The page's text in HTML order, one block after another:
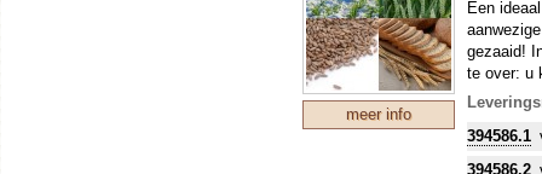
meer info
Een
gezaaid!
te over: u
Om uw
sommige
394586.1
394586.2